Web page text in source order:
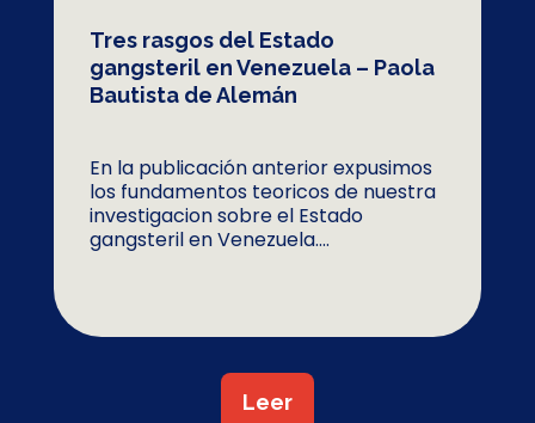
Tres rasgos del Estado
gangsteril en Venezuela – Paola
Bautista de Alemán
En la publicación anterior expusimos
los fundamentos teoricos de nuestra
investigacion sobre el Estado
gangsteril en Venezuela....
Leer